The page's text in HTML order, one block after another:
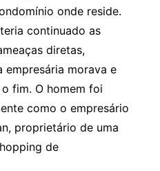
onde reside.
continuado as
diretas,
empresária morava e
fim. O homem foi
como o empresário
proprietário de uma
de